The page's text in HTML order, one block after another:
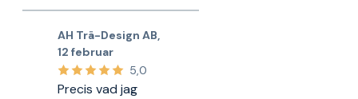
AH Trä-Design AB,
12 februar
5,0
Precis vad jag